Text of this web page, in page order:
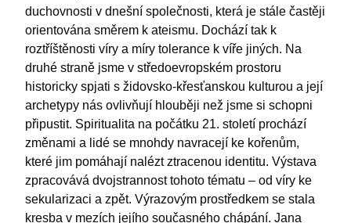
duchovnosti v dnešní společnosti, která je stále častěji
orientována směrem k ateismu. Dochází tak k
roztříštěnosti víry a míry tolerance k víře jiných. Na
druhé straně jsme v středoevropském prostoru
historicky spjati s židovsko-křesťanskou kulturou a její
archetypy nás ovlivňují hlouběji než jsme si schopni
připustit. Spiritualita na počátku 21. století prochází
změnami a lidé se mnohdy navracejí ke kořenům,
které jim pomáhají nalézt ztracenou identitu. Výstava
zpracovává dvojstrannost tohoto tématu – od víry ke
sekularizaci a zpět. Výrazovým prostředkem se stala
kresba v mezích jejího současného chápání. Jana